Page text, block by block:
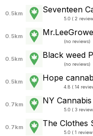
0.5km Seventeen
5.0 ( 2
0.5km
(no reviews)
0.5km Black weed
(no reviews)
0.5km Hope
4.8 ( 14
0.7km NY
5.0 ( 3
0.7km The Clothes
5.0 ( 1 review